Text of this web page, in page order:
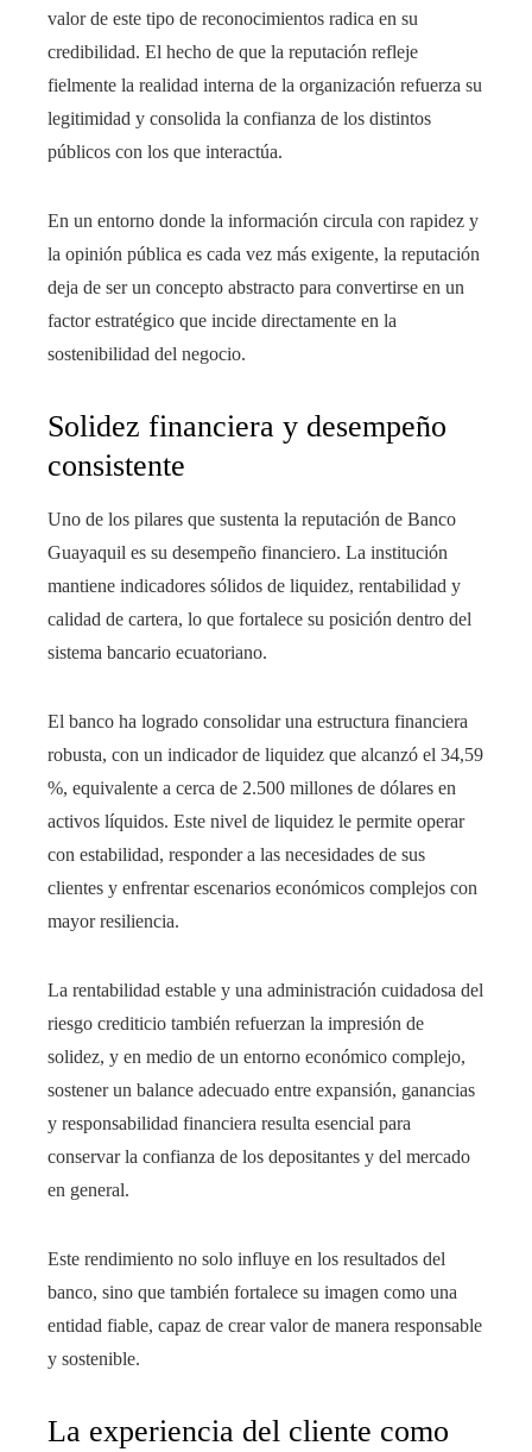
valor de este tipo de reconocimientos radica en su
credibilidad. El hecho de que la reputación refleje
fielmente la realidad interna de la organización refuerza su
legitimidad y consolida la confianza de los distintos
públicos con los que interactúa.
En un entorno donde la información circula con rapidez y
la opinión pública es cada vez más exigente, la reputación
deja de ser un concepto abstracto para convertirse en un
factor estratégico que incide directamente en la
sostenibilidad del negocio.
Solidez financiera y desempeño
consistente
Uno de los pilares que sustenta la reputación de Banco
Guayaquil es su desempeño financiero. La institución
mantiene indicadores sólidos de liquidez, rentabilidad y
calidad de cartera, lo que fortalece su posición dentro del
sistema bancario ecuatoriano.
El banco ha logrado consolidar una estructura financiera
robusta, con un indicador de liquidez que alcanzó el 34,59
%, equivalente a cerca de 2.500 millones de dólares en
activos líquidos. Este nivel de liquidez le permite operar
con estabilidad, responder a las necesidades de sus
clientes y enfrentar escenarios económicos complejos con
mayor resiliencia.
La rentabilidad estable y una administración cuidadosa del
riesgo crediticio también refuerzan la impresión de
solidez, y en medio de un entorno económico complejo,
sostener un balance adecuado entre expansión, ganancias
y responsabilidad financiera resulta esencial para
conservar la confianza de los depositantes y del mercado
en general.
Este rendimiento no solo influye en los resultados del
banco, sino que también fortalece su imagen como una
entidad fiable, capaz de crear valor de manera responsable
y sostenible.
La experiencia del cliente como